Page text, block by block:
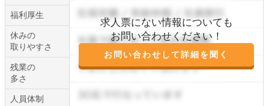
求人票にない情報についても
お問い合わせください！
お問い合わせして詳細を聞く
福利厚生
休みの
取りやすさ
残業の
多さ
人員体制